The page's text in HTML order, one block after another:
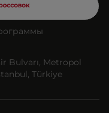
Bulvarı, Metropol
Türkiye